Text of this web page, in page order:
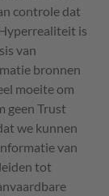
controle dat
is
van
bronnen
moeite om
geen Trust
we kunnen
van
tot